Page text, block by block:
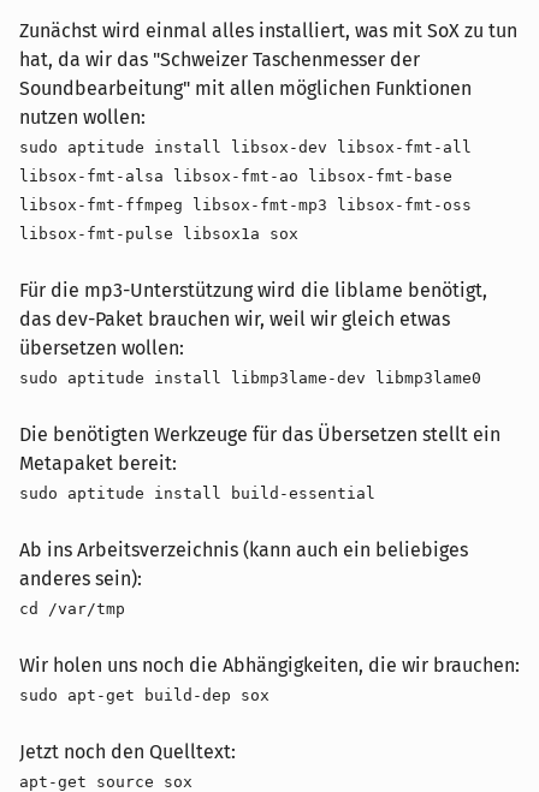
Zunächst wird einmal alles installiert, was mit SoX zu tun
hat, da wir das "Schweizer Taschenmesser der
Soundbearbeitung" mit allen möglichen Funktionen
nutzen wollen:
sudo aptitude install libsox-dev libsox-fmt-all
libsox-fmt-alsa libsox-fmt-ao libsox-fmt-base
libsox-fmt-ffmpeg libsox-fmt-mp3 libsox-fmt-oss
libsox-fmt-pulse libsox1a sox
Für die mp3-Unterstützung wird die liblame benötigt,
das dev-Paket brauchen wir, weil wir gleich etwas
übersetzen wollen:
sudo aptitude install libmp3lame-dev libmp3lame0
Die benötigten Werkzeuge für das Übersetzen stellt ein
Metapaket bereit:
sudo aptitude install build-essential
Ab ins Arbeitsverzeichnis (kann auch ein beliebiges
anderes sein):
cd /var/tmp
Wir holen uns noch die Abhängigkeiten, die wir brauchen:
sudo apt-get build-dep sox
Jetzt noch den Quelltext:
apt-get source sox